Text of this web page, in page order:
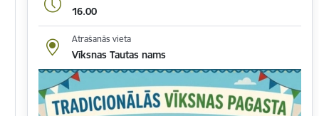
16.00
Atrašanās vieta
Vīksnas Tautas nams